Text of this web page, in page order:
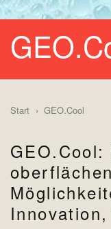
Start GEO.Cool